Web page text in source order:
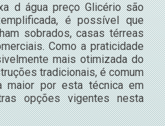
d água preço Glicério são
é possível que
sobrados, casas térreas
Como a praticidade
mais otimizada do
tradicionais, é comum
maior por esta técnica em
opções vigentes nesta